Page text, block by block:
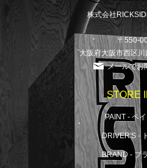
株式会社
〒550-
大阪府大阪市西区
メールでお
STORE
PAINT - ペ
DRIVER'S -
BRAND - ブ